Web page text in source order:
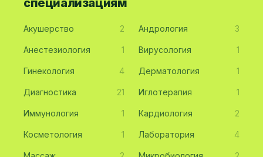
Акушерство 2 Андрология 3
Анестезиология 1 Вирусология 1
Гинекология 4 Дерматология 1
Диагностика 21 Иглотерапия 1
Иммунология 1 Кардиология 2
Косметология 1 Лаборатория 4